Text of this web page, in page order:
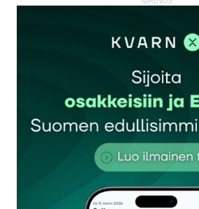
rekisteröityä
Sähköpostiosoitettasi ei julkaista.
kentät on merkitty*
Kommentti*